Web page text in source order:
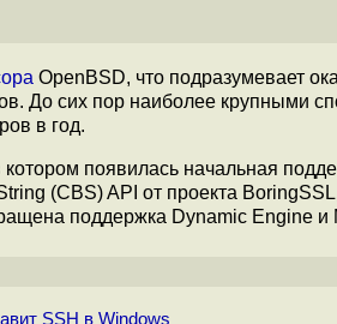
OpenBSD, что подразумевает
До сих пор наиболее крупными
в год.
котором появилась начальная
(CBS) API от проекта
поддержка Dynamic Engine и
SSH в Windows